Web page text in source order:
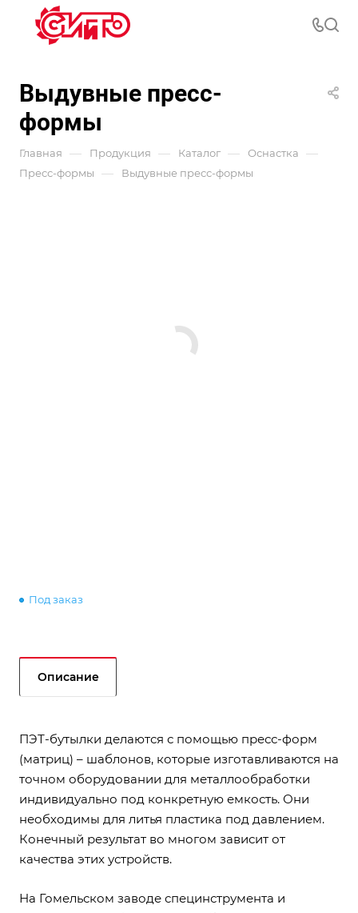
Выдувные пресс-
формы
Главная — Продукция — Каталог — Оснастка —
Пресс-формы — Выдувные пресс-формы
Под заказ
Описание
ПЭТ-бутылки делаются с помощью пресс-форм
(матриц) – шаблонов, которые изготавливаются на
точном оборудовании для металлообработки
индивидуально под конкретную емкость. Они
необходимы для литья пластика под давлением.
Конечный результат во многом зависит от
качества этих устройств.
На Гомельском заводе специнструмента и